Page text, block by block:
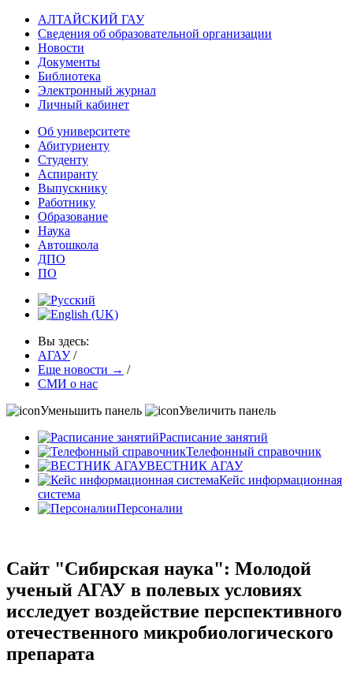
АЛТАЙСКИЙ ГАУ
Сведения об образовательной организации
Новости
Документы
Библиотека
Электронный журнал
Личный кабинет
Об университете
Абитуриенту
Студенту
Аспиранту
Выпускнику
Работнику
Образование
Наука
Автошкола
ДПО
ПО
Вы здесь:
АГАУ /
Еще новости → /
СМИ о нас
Уменьшить панель
Увеличить панель
Расписание занятий
Телефонный справочник
ВЕСТНИК АГАУ
Кейс информационная
система
Персоналии
Сайт "Сибирская наука": Молодой
ученый АГАУ в полевых условиях
исследует воздействие перспективного
отечественного микробиологического
препарата